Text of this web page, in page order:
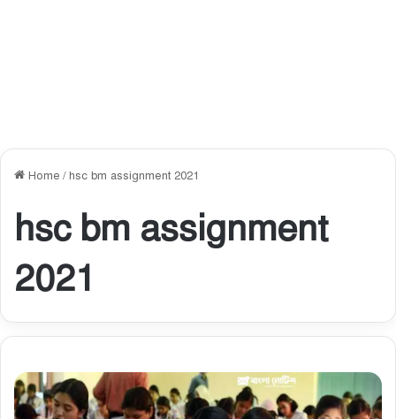
Home /hsc bm assignment 2021
hsc bm assignment
2021